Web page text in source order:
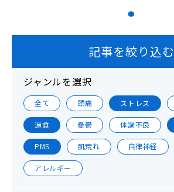
記事を絞り込む
ジャンルを選択
全て 頭痛 ストレス
過食 憂鬱 体調不良
PMS 肌荒れ 自律神経
アレルギー